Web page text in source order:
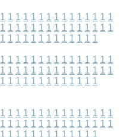
1 1 1 1 1 1 1 1 1 1 1 1 1 1 1
1 1 1 1 1 1 1 1 1 1 1 1 1 1 1
1 1 1 1 1 1 1 1 1 1 1 1 1
1 1 1 1 1 1 1 1 1 1 1 1 1 1 1
1 1 1 1 1 1 1 1 1 1 1 1 1 1 1
1 1 1 1 1 1 1 1 1 1 1 1 1
1 1 1 1 1 1 1 1 1 1 1 1 1 1 1
1 1 1 1 1 1 1 1 1 1 1 1 1 1 1
1 1 1 1 1 1 1 1 1 1 1 1 1